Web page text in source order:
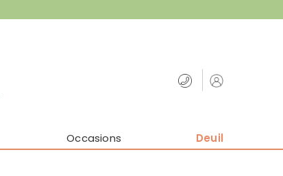
Occasions Deuil